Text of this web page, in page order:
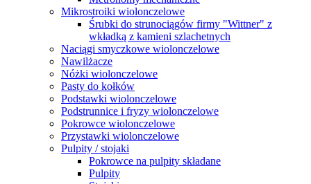
Mikrostroiki wiolonczelowe
Śrubki do strunociągów firmy "Wittner" z
wkładką z kamieni szlachetnych
Naciągi smyczkowe wiolonczelowe
Nawilżacze
Nóżki wiolonczelowe
Pasty do kołków
Podstawki wiolonczelowe
Podstrunnice i fryzy wiolonczelowe
Pokrowce wiolonczelowe
Przystawki wiolonczelowe
Pulpity / stojaki
Pokrowce na pulpity składane
Pulpity